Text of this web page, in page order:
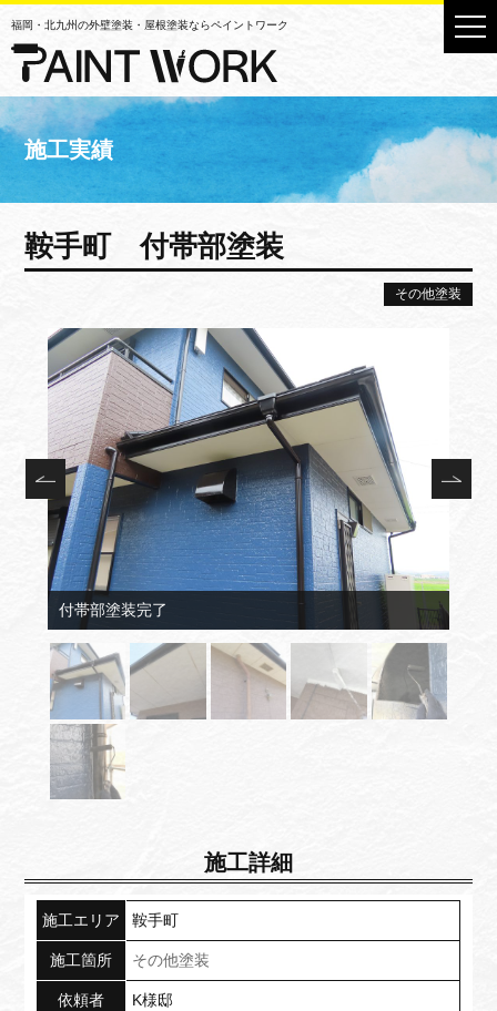
福岡・北九州の外壁塗装・屋根塗装ならペイントワーク
施工実績
鞍手町 付帯部塗装
その他塗装
付帯部塗装完了
施工詳細
施工エリア 鞍手町
施工箇所 その他塗装
依頼者 K様邸